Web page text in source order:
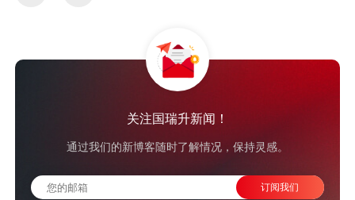
关注国瑞升新闻！
通过我们的新博客随时了解情况，保持灵感。